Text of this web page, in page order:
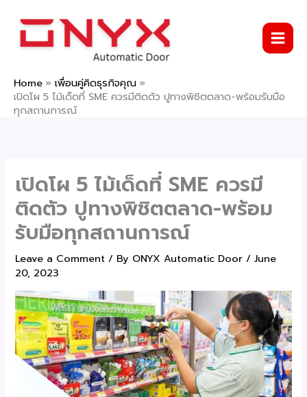
content
Home
เพื่อนคู่คิดธุรกิจคุณ
เปิดโผ 5 ไม้เด็ดที่ SME ควรมีติดตัว ปูทางพิชิตตลาด-พร้อมรับมือ
ทุกสถานการณ์
เปิดโผ 5 ไม้เด็ดที่ SME ควรมี
ติดตัว ปูทางพิชิตตลาด-พร้อม
รับมือทุกสถานการณ์
Leave a Comment / By ONYX Automatic Door/June
20, 2023